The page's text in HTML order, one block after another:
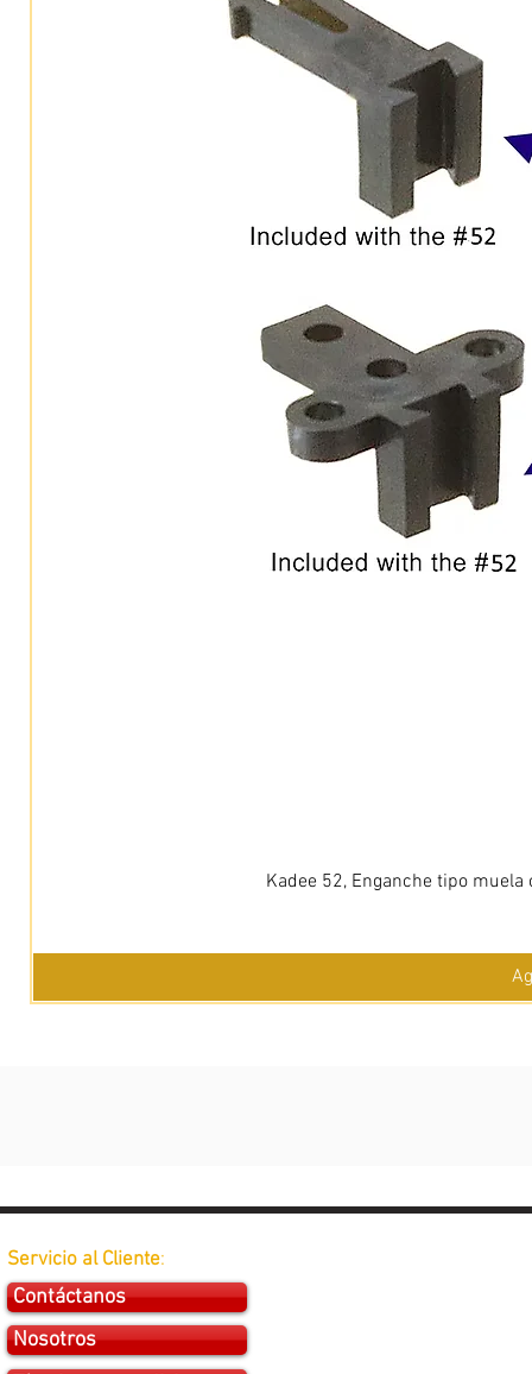
Kadee 52, Enganche tipo
Servicio al Cliente:
Contáctanos
Nosotros